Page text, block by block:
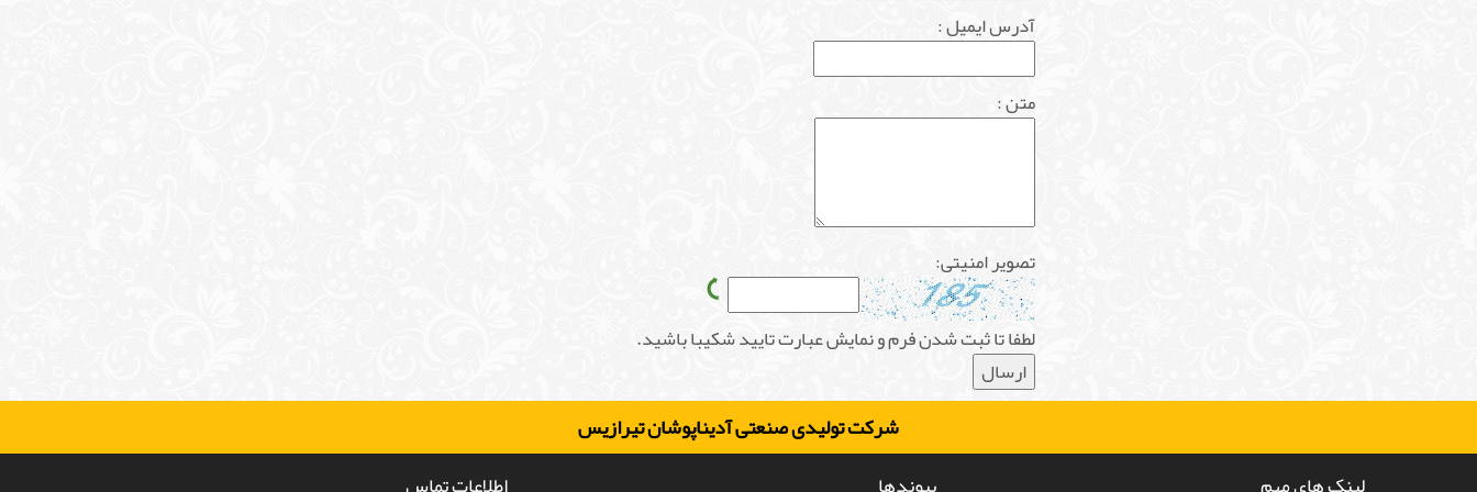
آدرس ایمیل :
متن :
تصویر امنیتی:
لطفا تا ثبت شدن فرم و نمایش عبارت تایید شکیبا باشید.
شرکت تولیدی صنعتی آدیناپوشان تیرازیس